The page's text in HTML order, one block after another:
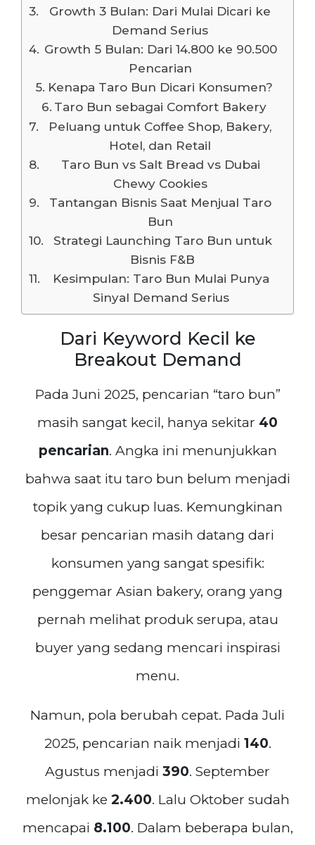
Growth 3 Bulan: Dari Mulai Dicari ke
Demand Serius
Growth 5 Bulan: Dari 14.800 ke 90.500
Pencarian
Kenapa Taro Bun Dicari Konsumen?
Taro Bun sebagai Comfort Bakery
Peluang untuk Coffee Shop, Bakery,
Hotel, dan Retail
Taro Bun vs Salt Bread vs Dubai
Chewy Cookies
Tantangan Bisnis Saat Menjual Taro
Bun
Strategi Launching Taro Bun untuk
Bisnis F&B
Kesimpulan: Taro Bun Mulai Punya
Sinyal Demand Serius
Dari Keyword Kecil ke
Breakout Demand
Pada Juni 2025, pencarian “taro bun”
masih sangat kecil, hanya sekitar 40
pencarian. Angka ini menunjukkan
bahwa saat itu taro bun belum menjadi
topik yang cukup luas. Kemungkinan
besar pencarian masih datang dari
konsumen yang sangat spesifik:
penggemar Asian bakery, orang yang
pernah melihat produk serupa, atau
buyer yang sedang mencari inspirasi
menu.
Namun, pola berubah cepat. Pada Juli
2025, pencarian naik menjadi 140.
Agustus menjadi 390. September
melonjak ke 2.400. Lalu Oktober sudah
mencapai 8.100. Dalam beberapa bulan,